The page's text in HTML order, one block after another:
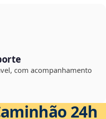
com acompanhamento
24h